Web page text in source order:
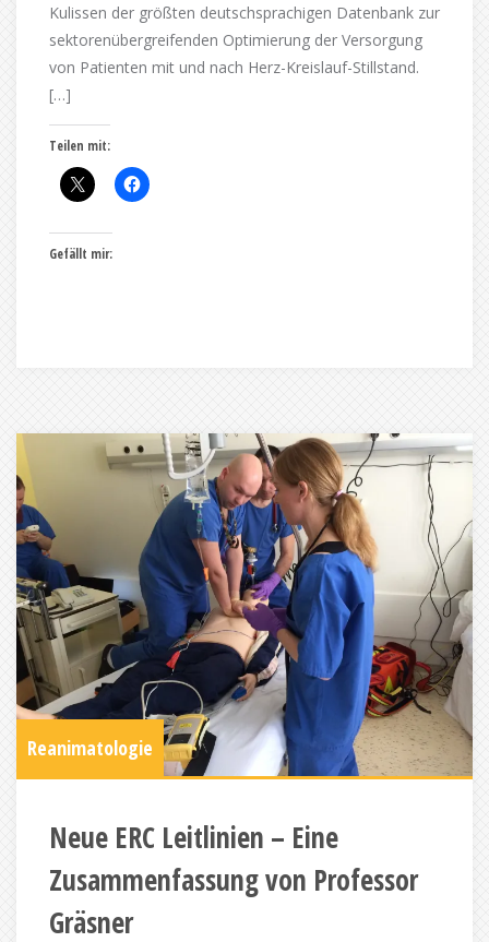
Kulissen der größten deutschsprachigen Datenbank zur
sektorenübergreifenden Optimierung der Versorgung
von Patienten mit und nach Herz-Kreislauf-Stillstand.
[…]
Teilen mit:
Gefällt mir:
Reanimatologie
Neue ERC Leitlinien – Eine
Zusammenfassung von Professor
Gräsner